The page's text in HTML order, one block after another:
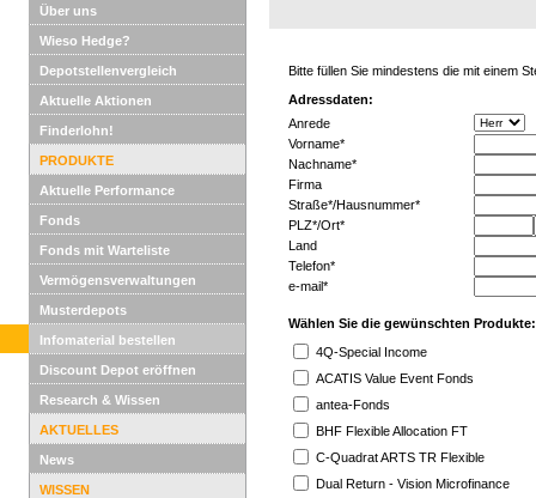
Über uns
Wieso Hedge?
Depotstellenvergleich
Aktuelle Aktionen
Finderlohn!
PRODUKTE
Aktuelle Performance
Fonds
Fonds mit Warteliste
Vermögensverwaltungen
Musterdepots
Infomaterial bestellen
Discount Depot eröffnen
Research & Wissen
AKTUELLES
News
WISSEN
Bitte füllen Sie mindestens die mit einem
Adressdaten:
Anrede
Vorname*
Nachname*
Firma
Straße*/Hausnummer*
PLZ*/Ort*
Land
Telefon*
e-mail*
Wählen Sie die gewünschten Produkte:
4Q-Special Income
ACATIS Value Event Fonds
antea-Fonds
BHF Flexible Allocation FT
C-Quadrat ARTS TR Flexible
Dual Return - Vision Microfinance